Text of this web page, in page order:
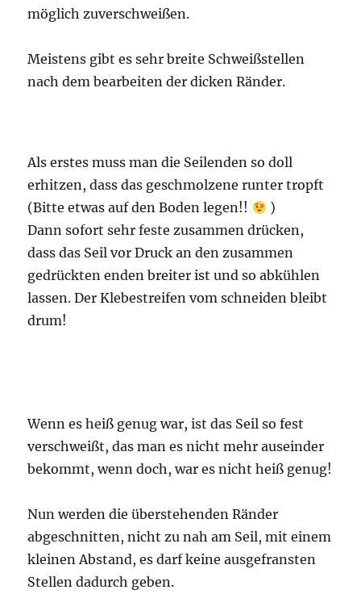
möglich zuverschweißen.
Meistens gibt es sehr breite Schweißstellen
nach dem bearbeiten der dicken Ränder.
Als erstes muss man die Seilenden so doll
erhitzen, dass das geschmolzene runter tropft
(Bitte etwas auf den Boden legen!!
)
Dann sofort sehr feste zusammen drücken,
dass das Seil vor Druck an den zusammen
gedrückten enden breiter ist und so abkühlen
lassen. Der Klebestreifen vom schneiden bleibt
drum!
Wenn es heiß genug war, ist das Seil so fest
verschweißt, das man es nicht mehr auseinder
bekommt, wenn doch, war es nicht heiß genug!
Nun werden die überstehenden Ränder
abgeschnitten, nicht zu nah am Seil, mit einem
kleinen Abstand, es darf keine ausgefransten
Stellen dadurch geben.